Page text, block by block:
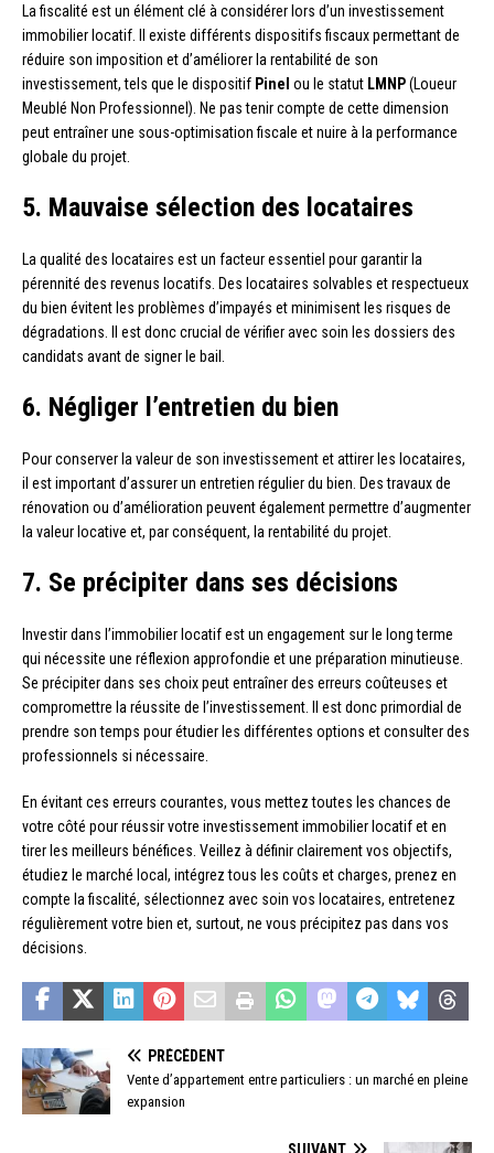
La fiscalité est un élément clé à considérer lors d’un investissement
immobilier locatif. Il existe différents dispositifs fiscaux permettant de
réduire son imposition et d’améliorer la rentabilité de son
investissement, tels que le dispositif Pinel ou le statut LMNP(Loueur
Meublé Non Professionnel). Ne pas tenir compte de cette dimension
peut entraîner une sous-optimisation fiscale et nuire à la performance
globale du projet.
5. Mauvaise sélection des locataires
La qualité des locataires est un facteur essentiel pour garantir la
pérennité des revenus locatifs. Des locataires solvables et respectueux
du bien évitent les problèmes d’impayés et minimisent les risques de
dégradations. Il est donc crucial de vérifier avec soin les dossiers des
candidats avant de signer le bail.
6. Négliger l’entretien du bien
Pour conserver la valeur de son investissement et attirer les locataires,
il est important d’assurer un entretien régulier du bien. Des travaux de
rénovation ou d’amélioration peuvent également permettre d’augmenter
la valeur locative et, par conséquent, la rentabilité du projet.
7. Se précipiter dans ses décisions
Investir dans l’immobilier locatif est un engagement sur le long terme
qui nécessite une réflexion approfondie et une préparation minutieuse.
Se précipiter dans ses choix peut entraîner des erreurs coûteuses et
compromettre la réussite de l’investissement. Il est donc primordial de
prendre son temps pour étudier les différentes options et consulter des
professionnels si nécessaire.
En évitant ces erreurs courantes, vous mettez toutes les chances de
votre côté pour réussir votre investissement immobilier locatif et en
tirer les meilleurs bénéfices. Veillez à définir clairement vos objectifs,
étudiez le marché local, intégrez tous les coûts et charges, prenez en
compte la fiscalité, sélectionnez avec soin vos locataires, entretenez
régulièrement votre bien et, surtout, ne vous précipitez pas dans vos
décisions.
PRÉCÉDENT
Vente d’appartement entre particuliers : un marché en pleine
expansion
SUIVANT